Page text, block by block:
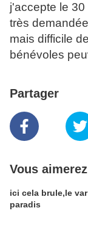
j'accepte le
très
mais difficile
bénévoles
Partager
Vous
ici cela brule,le
paradis